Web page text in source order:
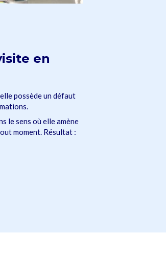
en
possède un défaut
le sens où elle amène
moment. Résultat :